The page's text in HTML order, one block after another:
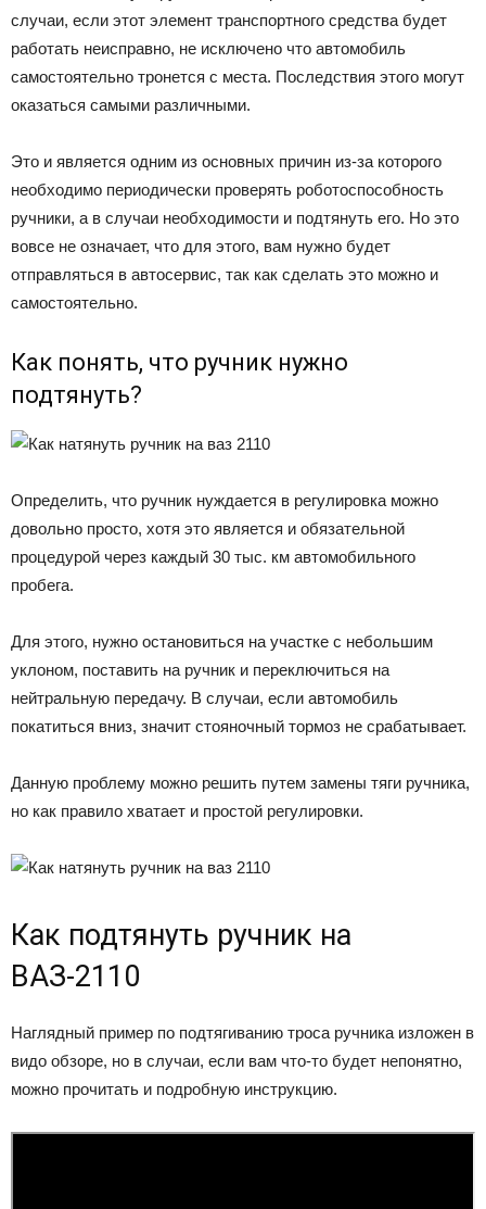
случаи, если этот элемент транспортного средства будет
работать неисправно, не исключено что автомобиль
самостоятельно тронется с места. Последствия этого могут
оказаться самыми различными.
Это и является одним из основных причин из-за которого
необходимо периодически проверять роботоспособность
ручники, а в случаи необходимости и подтянуть его. Но это
вовсе не означает, что для этого, вам нужно будет
отправляться в автосервис, так как сделать это можно и
самостоятельно.
Как понять, что ручник нужно
подтянуть?
Определить, что ручник нуждается в регулировка можно
довольно просто, хотя это является и обязательной
процедурой через каждый 30 тыс. км автомобильного
пробега.
Для этого, нужно остановиться на участке с небольшим
уклоном, поставить на ручник и переключиться на
нейтральную передачу. В случаи, если автомобиль
покатиться вниз, значит стояночный тормоз не срабатывает.
Данную проблему можно решить путем замены тяги ручника,
но как правило хватает и простой регулировки.
Как подтянуть ручник на
ВАЗ-2110
Наглядный пример по подтягиванию троса ручника изложен в
видо обзоре, но в случаи, если вам что-то будет непонятно,
можно прочитать и подробную инструкцию.